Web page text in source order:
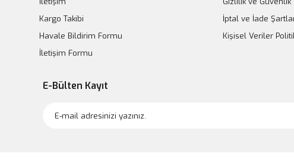
Kargo Takibi
Havale Bildirim Formu
İletişim Formu
İptal ve İade
Kişisel Veriler
E-Bülten Kayıt